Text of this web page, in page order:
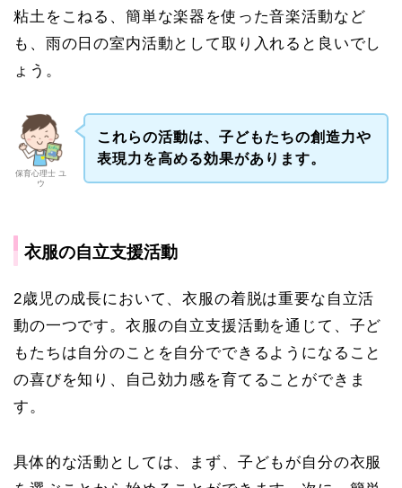
粘土をこねる、簡単な楽器を使った音楽活動など
も、雨の日の室内活動として取り入れると良いでし
ょう。
保育心理士 ユ
ウ
これらの活動は、子どもたちの創造力や
表現力を高める効果があります。
衣服の自立支援活動
2歳児の成長において、衣服の着脱は重要な自立活
動の一つです。衣服の自立支援活動を通じて、子ど
もたちは自分のことを自分でできるようになること
の喜びを知り、自己効力感を育てることができま
す。
具体的な活動としては、まず、子どもが自分の衣服